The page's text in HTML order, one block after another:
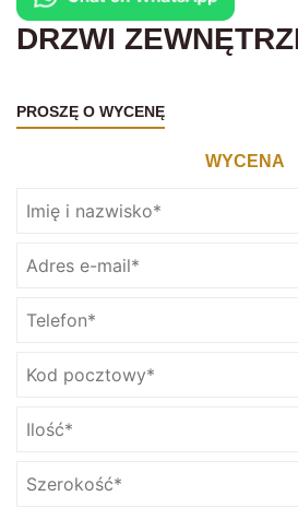
DRZWI
PROSZĘ O WYCENĘ
WYCENA